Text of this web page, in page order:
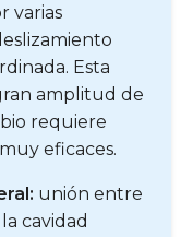
varias
Esta
amplitud de
requiere
eficaces.
unión entre
cavidad